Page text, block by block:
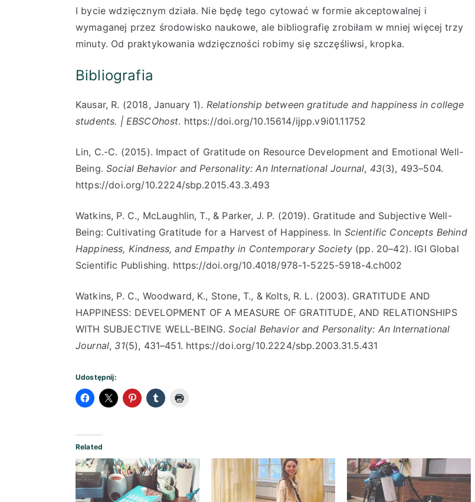
I bycie wdzięcznym działa. Nie będę tego cytować w formie akceptowalnej i
wymaganej przez środowisko naukowe, ale bibliografię zrobiłam w mniej więcej trzy
minuty. Od praktykowania wdzięczności robimy się szczęśliwsi, kropka.
Bibliografia
Kausar, R. (2018, January 1). Relationship between gratitude and happiness in college
students. | EBSCOhost. https://doi.org/10.15614/ijpp.v9i01.11752
Lin, C.-C. (2015). Impact of Gratitude on Resource Development and Emotional Well-
Being.Social Behavior and Personality: An International Journal, 43(3), 493–504.
https://doi.org/10.2224/sbp.2015.43.3.493
Watkins, P. C., McLaughlin, T., & Parker, J. P. (2019). Gratitude and Subjective Well-
Being: Cultivating Gratitude for a Harvest of Happiness. In Scientific Concepts Behind
Happiness, Kindness, and Empathy in Contemporary Society(pp. 20–42). IGI Global
Scientific Publishing. https://doi.org/10.4018/978-1-5225-5918-4.ch002
Watkins, P. C., Woodward, K., Stone, T., & Kolts, R. L. (2003). GRATITUDE AND
HAPPINESS: DEVELOPMENT OF A MEASURE OF GRATITUDE, AND RELATIONSHIPS
WITH SUBJECTIVE WELL-BEING.Social Behavior and Personality: An International
Journal, 31(5), 431–451. https://doi.org/10.2224/sbp.2003.31.5.431
Udostępnij:
Related